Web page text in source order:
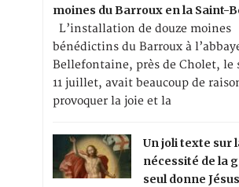
moines du Barroux en la Saint-
L’installation de douze moines
bénédictins du Barroux à
Bellefontaine, près de Cholet, le
11 juillet, avait beaucoup de
provoquer la joie et la
Un joli texte sur
nécessité de la
seul donne